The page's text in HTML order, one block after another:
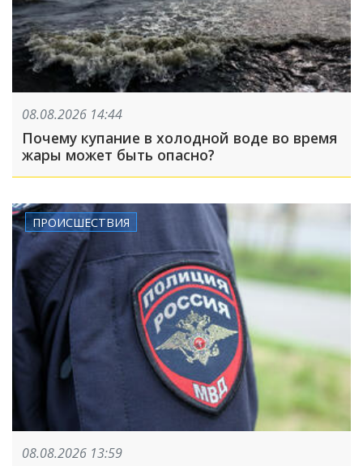
08.08.2026 14:44
Почему купание в холодной воде во время
жары может быть опасно?
ПРОИСШЕСТВИЯ
08.08.2026 13:59